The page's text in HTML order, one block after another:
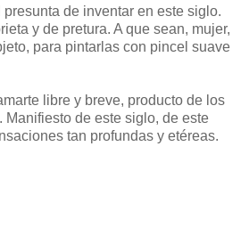
de inventar en este siglo.
y de pretura. A que sean, mujer,
para pintarlas con pincel suave
libre y breve, producto de los
Manifiesto de este siglo, de este
tan profundas y etéreas.